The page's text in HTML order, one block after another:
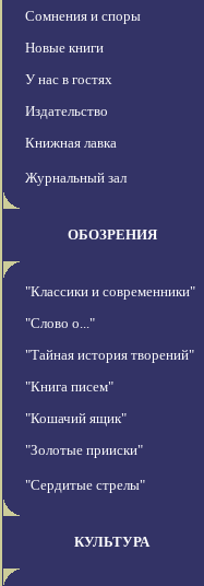
Сомнения и споры
Новые книги
У нас в гостях
Издательство
Книжная лавка
Журнальный зал
ОБОЗРЕНИЯ
"Классики и современники"
"Слово о..."
"Тайная история творений"
"Книга писем"
"Кошачий ящик"
"Золотые прииски"
"Сердитые стрелы"
КУЛЬТУРА